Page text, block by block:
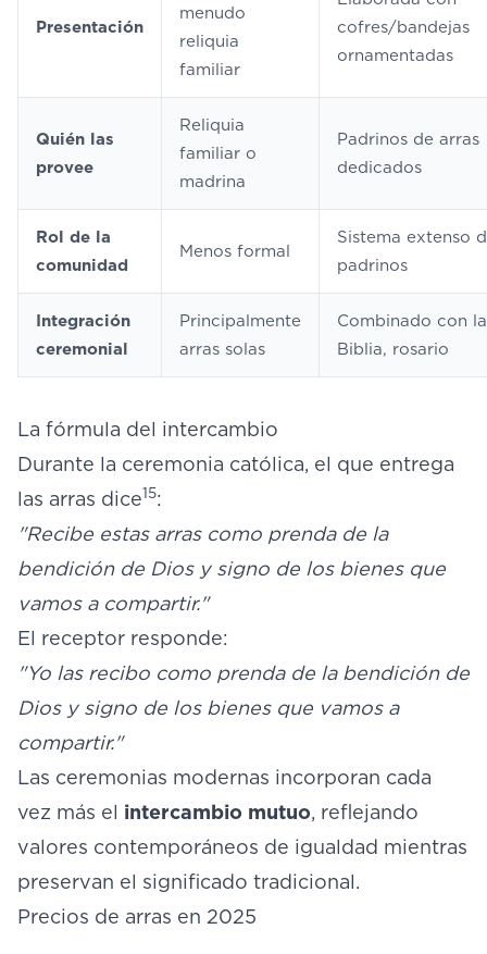
Presentación
menudo
reliquia
familiar
cofres/bandejas
ornamentadas
Quién las
provee
Reliquia
familiar o
madrina
Padrinos de arras
dedicados
Rol de la
comunidad
Menos formal
Sistema extenso
padrinos
Integración
ceremonial
Principalmente
arras solas
Combinado con
Biblia, rosario
La fórmula del intercambio
Durante la ceremonia católica, el que entrega
las arras dice15:
"Recibe estas arras como prenda de la
bendición de Dios y signo de los bienes que
vamos a compartir."
El receptor responde:
"Yo las recibo como prenda de la bendición de
Dios y signo de los bienes que vamos a
compartir."
Las ceremonias modernas incorporan cada
vez más el intercambio mutuo, reflejando
valores contemporáneos de igualdad mientras
preservan el significado tradicional.
Precios de arras en 2025